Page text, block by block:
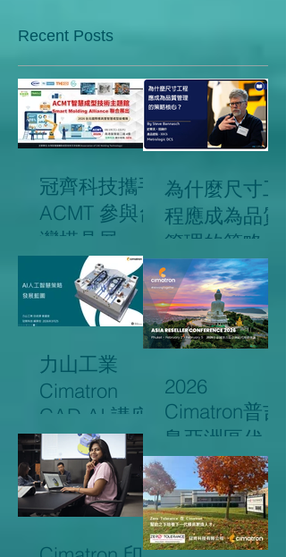
Cimatron 13
亮點大盤點
Recent Posts
冠齊科技攜手
ACMT 參與台
灣模具展
為什麼尺寸工
程應成為品質
管理的策略核
心？
力山工業
Cimatron
CAD AI 講座
2026
Cimatron普吉
島亞洲區代理
商會議回顧